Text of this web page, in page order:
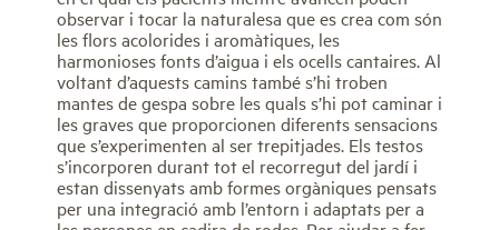
observar i tocar la naturalesa que es crea com són
les flors acolorides i aromàtiques, les
harmonioses fonts d’aigua i els ocells cantaires. Al
voltant d’aquests camins també s’hi troben
mantes de gespa sobre les quals s’hi pot caminar i
les graves que proporcionen diferents sensacions
que s’experimenten al ser trepitjades. Els testos
s’incorporen durant tot el recorregut del jardí i
estan dissenyats amb formes orgàniques pensats
per una integració amb l’entorn i adaptats per a